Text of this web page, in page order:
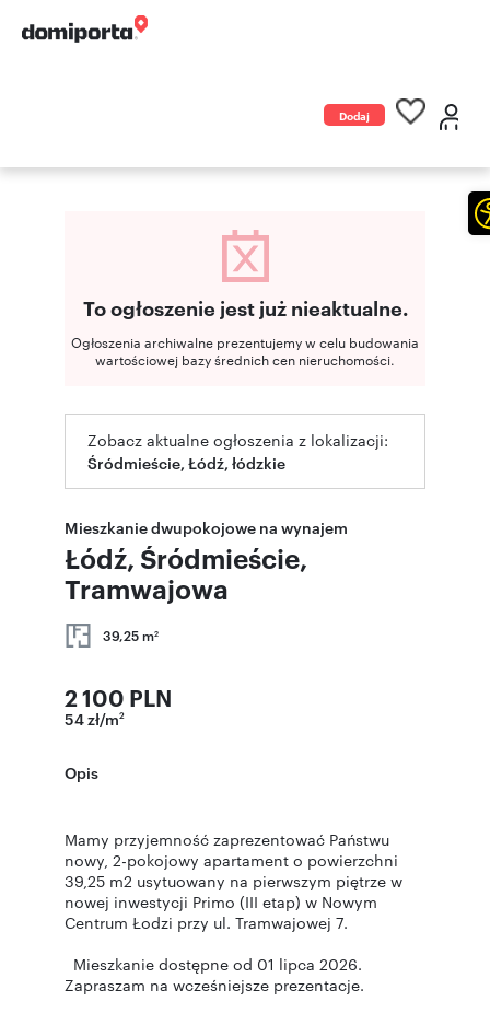
Dodaj
To ogłoszenie jest już nieaktualne.
Ogłoszenia archiwalne prezentujemy w celu budowania
wartościowej bazy średnich cen nieruchomości.
Zobacz aktualne ogłoszenia z lokalizacji:
Śródmieście, Łódź, łódzkie
Mieszkanie dwupokojowe na wynajem
Łódź, Śródmieście,
Tramwajowa
39,25 m2
2 100 PLN
54 zł/m2
Opis
Mamy przyjemność zaprezentować Państwu
nowy, 2-pokojowy apartament o powierzchni
39,25 m2 usytuowany na pierwszym piętrze w
nowej inwestycji Primo (III etap) w Nowym
Centrum Łodzi przy ul. Tramwajowej 7.
Mieszkanie dostępne od 01 lipca 2026.
Zapraszam na wcześniejsze prezentacje.